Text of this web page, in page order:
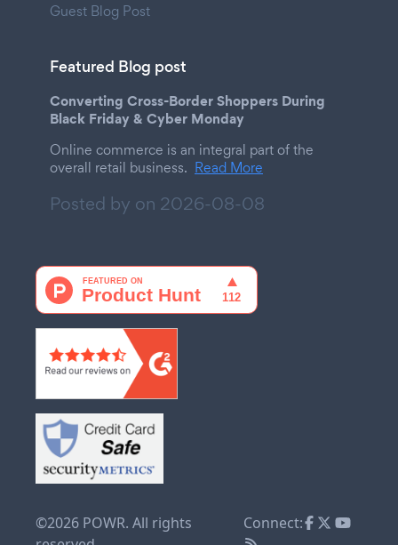
Guest Blog Post
Featured Blog post
Converting Cross-Border Shoppers During
Black Friday & Cyber Monday
Online commerce is an integral part of the
overall retail business. Read More
Posted by on 2026-08-08
©2026 POWR. All rights
Connect: